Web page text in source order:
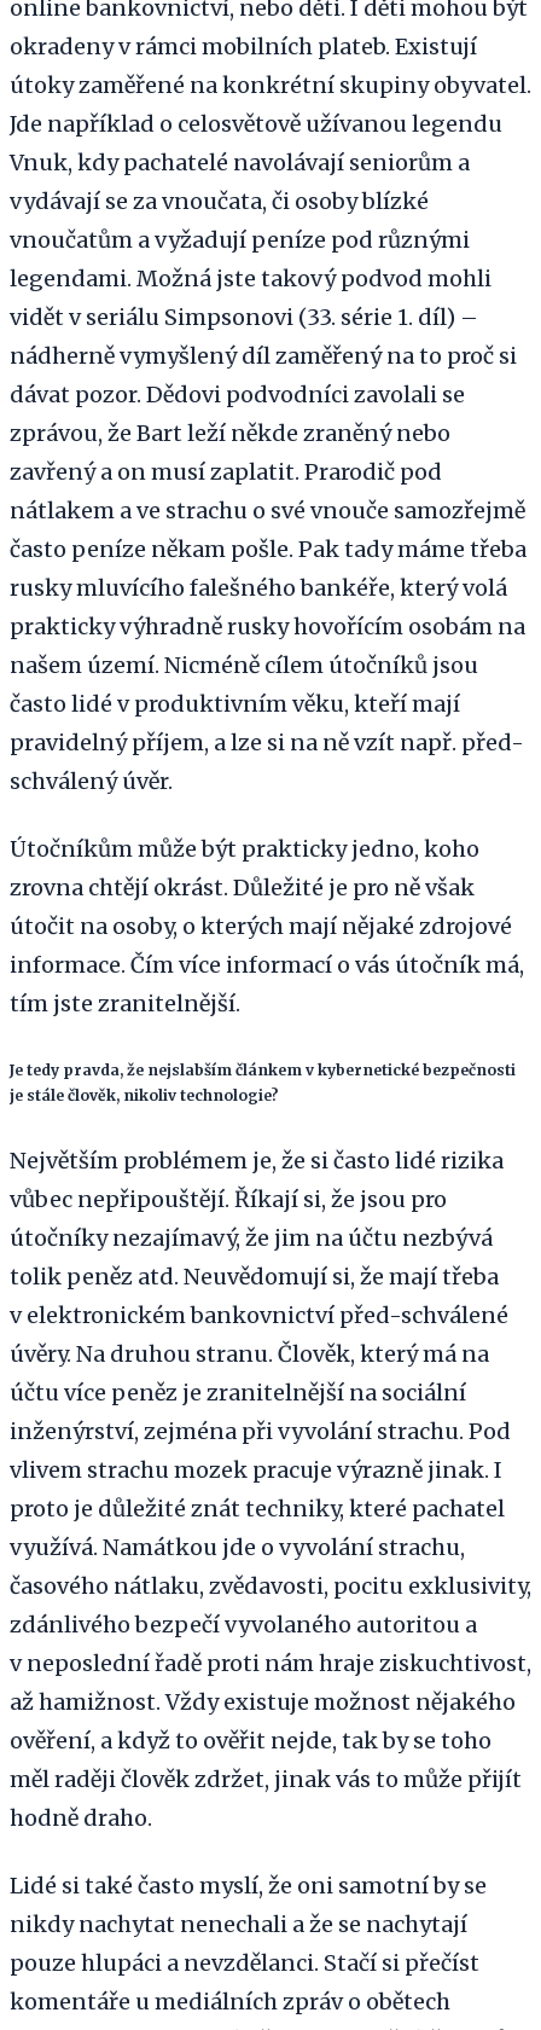
online bankovnictví, nebo děti. I děti mohou být
okradeny v rámci mobilních plateb. Existují
útoky zaměřené na konkrétní skupiny obyvatel.
Jde například o celosvětově užívanou legendu
Vnuk, kdy pachatelé navolávají seniorům a
vydávají se za vnoučata, či osoby blízké
vnoučatům a vyžadují peníze pod různými
legendami. Možná jste takový podvod mohli
vidět v seriálu Simpsonovi (33. série 1. díl) –
nádherně vymyšlený díl zaměřený na to proč si
dávat pozor. Dědovi podvodníci zavolali se
zprávou, že Bart leží někde zraněný nebo
zavřený a on musí zaplatit. Prarodič pod
nátlakem a ve strachu o své vnouče samozřejmě
často peníze někam pošle. Pak tady máme třeba
rusky mluvícího falešného bankéře, který volá
prakticky výhradně rusky hovořícím osobám na
našem území. Nicméně cílem útočníků jsou
často lidé v produktivním věku, kteří mají
pravidelný příjem, a lze si na ně vzít např. před-
schválený úvěr.
Útočníkům může být prakticky jedno, koho
zrovna chtějí okrást. Důležité je pro ně však
útočit na osoby, o kterých mají nějaké zdrojové
informace. Čím více informací o vás útočník má,
tím jste zranitelnější.
Je tedy pravda, že nejslabším článkem v kybernetické bezpečnosti
je stále člověk, nikoliv technologie?
Největším problémem je, že si často lidé rizika
vůbec nepřipouštějí. Říkají si, že jsou pro
útočníky nezajímavý, že jim na účtu nezbývá
tolik peněz atd. Neuvědomují si, že mají třeba
v elektronickém bankovnictví před-schválené
úvěry. Na druhou stranu. Člověk, který má na
účtu více peněz je zranitelnější na sociální
inženýrství, zejména při vyvolání strachu. Pod
vlivem strachu mozek pracuje výrazně jinak. I
proto je důležité znát techniky, které pachatel
využívá. Namátkou jde o vyvolání strachu,
časového nátlaku, zvědavosti, pocitu exklusivity,
zdánlivého bezpečí vyvolaného autoritou a
v neposlední řadě proti nám hraje ziskuchtivost,
až hamižnost. Vždy existuje možnost nějakého
ověření, a když to ověřit nejde, tak by se toho
měl raději člověk zdržet, jinak vás to může přijít
hodně draho.
Lidé si také často myslí, že oni samotní by se
nikdy nachytat nenechali a že se nachytají
pouze hlupáci a nevzdělanci. Stačí si přečíst
komentáře u mediálních zpráv o obětech